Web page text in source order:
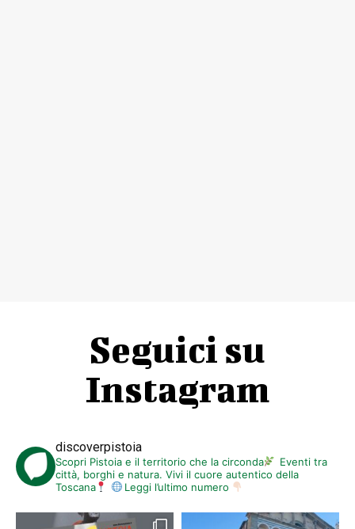
Seguici su
Instagram
discoverpistoia
Scopri Pistoia e il territorio che la circonda
Eventi tra
città, borghi e natura. Vivi il cuore autentico della
Toscana
Leggi l’ultimo numero